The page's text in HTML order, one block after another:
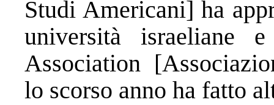
Studi Americani] ha
università israeliane
Association
lo scorso anno ha fatto